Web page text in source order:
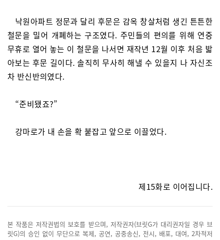
낙원아파트 정문과 달리 후문은 감옥 창살처럼 생긴 튼튼한
철문을 밀어 개폐하는 구조였다. 주민들의 편의를 위해 연중
무휴로 열어 놓는 이 철문을 나서면 재작년 12월 이후 처음 밟
아보는 후문 길이다. 솔직히 무사히 해낼 수 있을지 나 자신조
차 반신반의였다.
“준비됐죠?”
강마로가 내 손을 확 붙잡고 앞으로 이끌었다.
제15화로 이어집니다.
본 작품은 저작권법의 보호를 받으며, 저작권자(브릿G가 대리권자일 경우 브
릿G)의 승인 없이 무단으로 복제, 공연, 공중송신, 전시, 배포, 대여, 2차적저